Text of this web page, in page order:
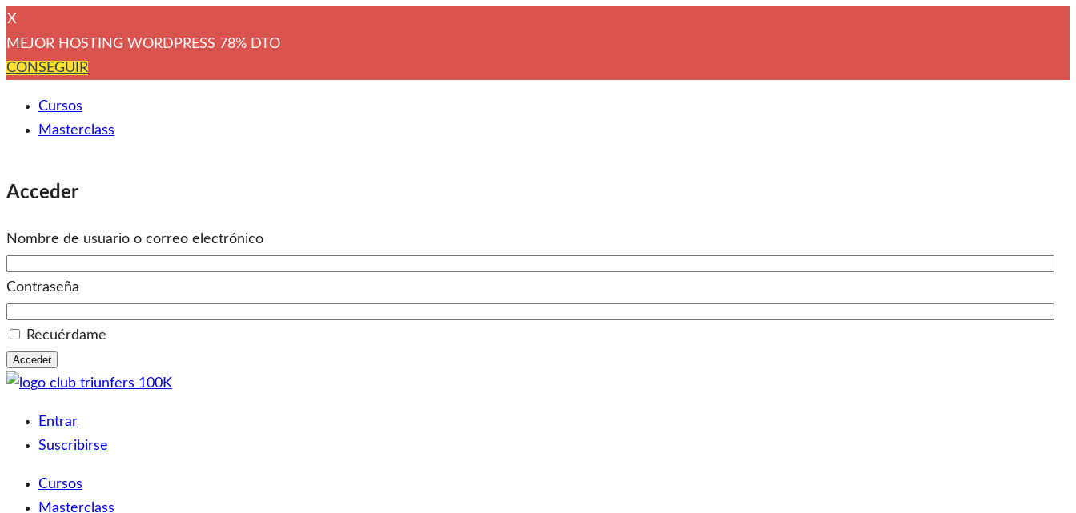
X
MEJOR HOSTING WORDPRESS 78% DTO
CONSEGUIR
Cursos
Masterclass
Acceder
Nombre de usuario o correo electrónico
Contraseña
Recuérdame
Acceder
Saltar
contenido
Club Triunfers
Club de Emprendedores Online
Entrar
Suscribirse
Cursos
Masterclass